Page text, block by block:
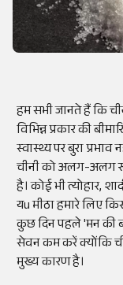
हम सभी जानते हैं कि
विभिन्न प्रकार की
स्वास्थ्य पर बुरा
चीनी को अलग-अलग
है। कोई भी त्योहार,
यu मीठा हमारे लिए
कुछ दिन पहले 'मन की
सेवन कम करें क्योंकि
मुख्य कारण है।